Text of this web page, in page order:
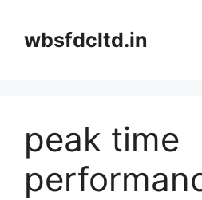
contentwbsfdcltd.in
peak time